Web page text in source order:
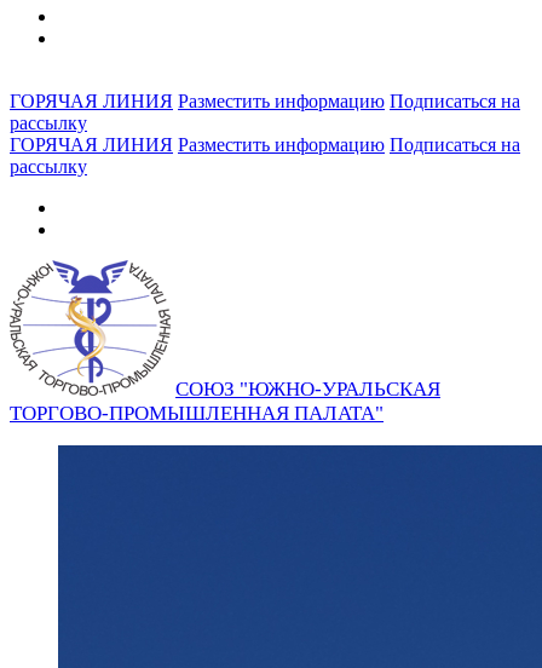
ГОРЯЧАЯ ЛИНИЯ Разместить информацию Подписаться на
рассылку
ГОРЯЧАЯ ЛИНИЯ Разместить информацию Подписаться на
рассылку
СОЮЗ "ЮЖНО-УРАЛЬСКАЯ
ТОРГОВО-ПРОМЫШЛЕННАЯ ПАЛАТА"